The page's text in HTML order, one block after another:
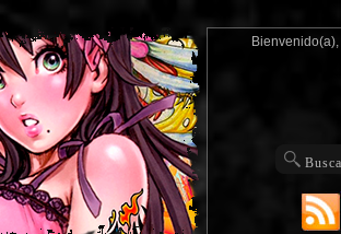
Bienvenido(a),